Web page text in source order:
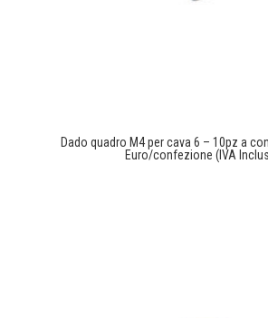
Dado quadro M4 per cava 6 – 10pz a
Euro/confezione (IVA